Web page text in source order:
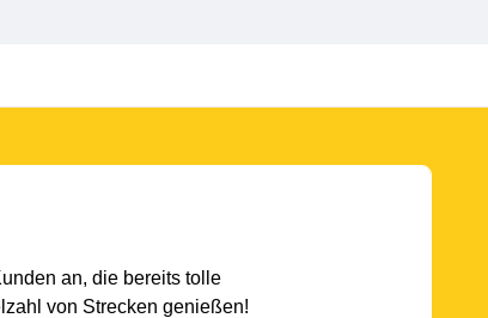
an, die bereits tolle
von Strecken genießen!